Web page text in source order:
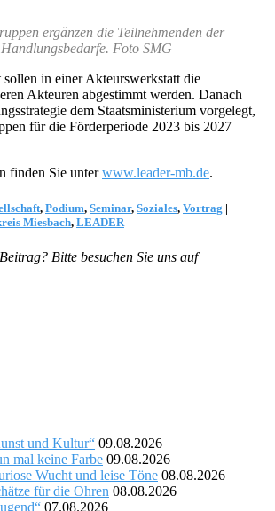
ergänzen die Teilnehmenden der
Foto SMG
sollen in einer Akteurswerkstatt die
Akteuren abgestimmt werden. Danach
dem Staatsministerium vorgelegt,
für die Förderperiode 2023 bis 2027
finden Sie unterwww.leader-mb.de.
, Podium, Seminar, Soziales, Vortrag |
Miesbach, LEADER
Bitte besuchen Sie uns auf
und Kultur“ 09.08.2026
mal keine Farbe 09.08.2026
Wucht und leise Töne 08.08.2026
für die Ohren 08.08.2026
07.08.2026